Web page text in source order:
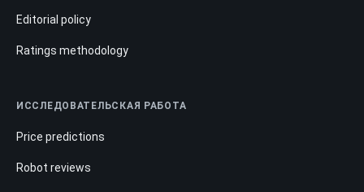
Editorial policy
Ratings methodology
ИССЛЕДОВАТЕЛЬСКАЯ РАБОТА
Price predictions
Robot reviews